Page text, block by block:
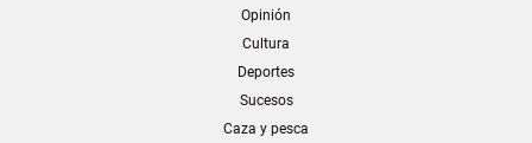
Opinión
Cultura
Deportes
Sucesos
Caza y pesca